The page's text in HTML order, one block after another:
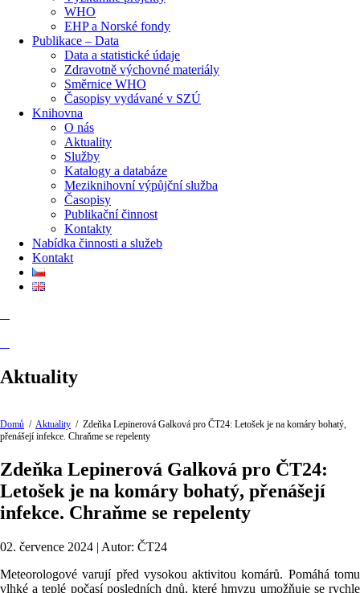
WHO
EHP a Norské fondy
Publikace – Data
Data a statistické údaje
Zdravotně výchovné materiály
Směrnice WHO
Časopisy vydávané v SZÚ
Knihovna
O nás
Aktuality
Služby
Katalogy a databáze
Meziknihovní výpůjční služba
Časopisy
Publikační činnost
Kontakty
Nabídka činnosti a služeb
Kontakt
Aktuality
Domů / Aktuality / Zdeňka Lepinerová Galková pro ČT24: Letošek je na komáry bohatý,
přenášejí infekce. Chraňme se repelenty
Zdeňka Lepinerová Galková pro ČT24:
Letošek je na komáry bohatý, přenášejí
infekce. Chraňme se repelenty
02. července 2024 | Autor: ČT24
Meteorologové varují před vysokou aktivitou komárů. Pomáhá tomu
vlhké a teplé počasí posledních dnů, které hmyzu umožňuje se rychle